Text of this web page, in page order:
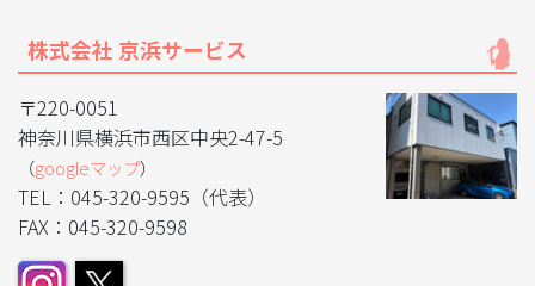
株式会社 京浜サービス
〒220-0051
神奈川県横浜市西区中央2-47-5
（googleマップ）
TEL：045-320-9595（代表）
FAX：045-320-9598